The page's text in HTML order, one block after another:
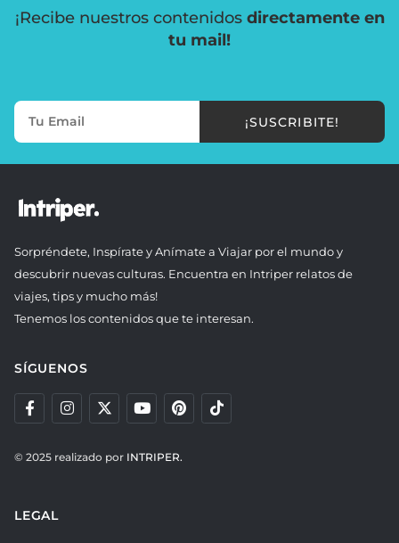
¡Recibe nuestros contenidos directamente en
tu mail!
¡SUSCRIBITE!
Sorpréndete, Inspírate y Anímate a Viajar por el mundo y
descubrir nuevas culturas. Encuentra en Intriper relatos de
viajes, tips y mucho más!
Tenemos los contenidos que te interesan.
SÍGUENOS
© 2025 realizado por INTRIPER.
LEGAL